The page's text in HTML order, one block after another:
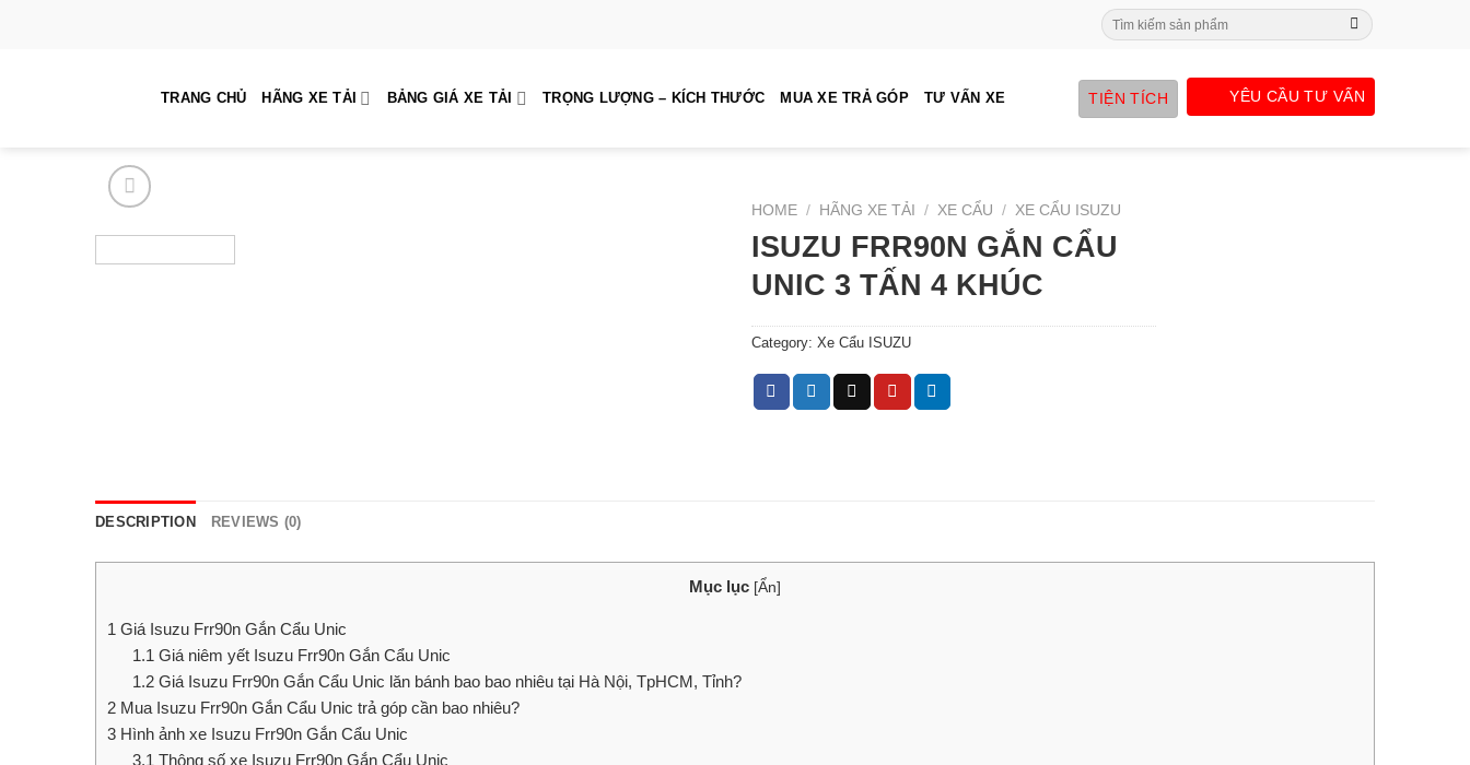
Search
for:
TRANG CHỦ HÃNG XE TẢI BẢNG GIÁ XE TẢI TRỌNG LƯỢNG – KÍCH THƯỚC MUA XE TRẢ GÓP TƯ VẤN XE TIỆN TÍCH YÊU CẦU TƯ VẤN
HOME / HÃNG XE TẢI / XE CẨU / XE CẨU ISUZU
ISUZU FRR90N GẮN CẨU
UNIC 3 TẤN 4 KHÚC
Category: Xe Cẩu ISUZU
DESCRIPTION REVIEWS (0)
Mục lục [Ẩn]
1 Giá Isuzu Frr90n Gắn Cẩu Unic
1.1 Giá niêm yết Isuzu Frr90n Gắn Cẩu Unic
1.2Giá Isuzu Frr90n Gắn Cẩu Unic lăn bánh bao bao nhiêu tại Hà Nội, TpHCM, Tỉnh?
2 Mua Isuzu Frr90n Gắn Cẩu Unic trả góp cần bao nhiêu?
3 Hình ảnh xe Isuzu Frr90n Gắn Cẩu Unic
3.1 Thông số xe Isuzu Frr90n Gắn Cẩu Unic